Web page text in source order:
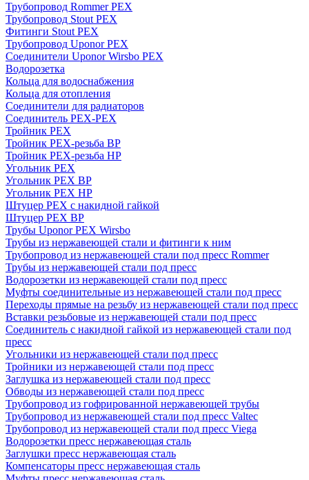
Трубопровод Rommer PEX
Трубопровод Stout PEX
Фитинги Stout PEX
Трубопровод Uponor PEX
Соединители Uponor Wirsbo PEX
Водорозетка
Кольца для водоснабжения
Кольца для отопления
Соединители для радиаторов
Соединитель PEX-PEX
Тройник PEX
Тройник PEX-резьба ВР
Тройник PEX-резьба НР
Угольник PEX
Угольник PEX ВР
Угольник PEX НР
Штуцер PEX c накидной гайкой
Штуцер PEX ВР
Трубы Uponor PEX Wirsbo
Трубы из нержавеющей стали и фитинги к ним
Трубопровод из нержавеющей стали под пресс Rommer
Трубы из нержавеющей стали под пресс
Водорозетки из нержавеющей стали под пресс
Муфты соединительные из нержавеющей стали под пресс
Переходы прямые на резьбу из нержавеющей стали под пресс
Вставки резьбовые из нержавеющей стали под пресс
Соединитель с накидной гайкой из нержавеющей стали под
пресс
Угольники из нержавеющей стали под пресс
Тройники из нержавеющей стали под пресс
Заглушка из нержавеющей стали под пресс
Обводы из нержавеющей стали под пресс
Трубопровод из гофрированной нержавеющей трубы
Трубопровод из нержавеющей стали под пресс Valtec
Трубопровод из нержавеющей стали под пресс Viega
Водорозетки пресс нержавеющая сталь
Заглушки пресс нержавеющая сталь
Компенсаторы пресс нержавеющая сталь